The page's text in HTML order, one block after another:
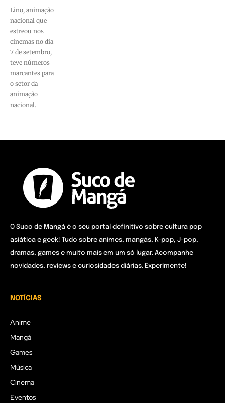
Lino, animação
nacional que
estreou nos
cinemas no dia
7 de setembro,
teve números
marcantes para
o setor da
animação
nacional.
O Suco de Mangá é o seu portal definitivo sobre cultura pop
asiática e geek! Tudo sobre animes, mangás, K-pop, J-pop,
dramas, games e muito mais em um só lugar. Acompanhe
novidades, reviews e curiosidades diárias. Experimente!
NOTÍCIAS
Anime
Mangá
Games
Música
Cinema
Eventos